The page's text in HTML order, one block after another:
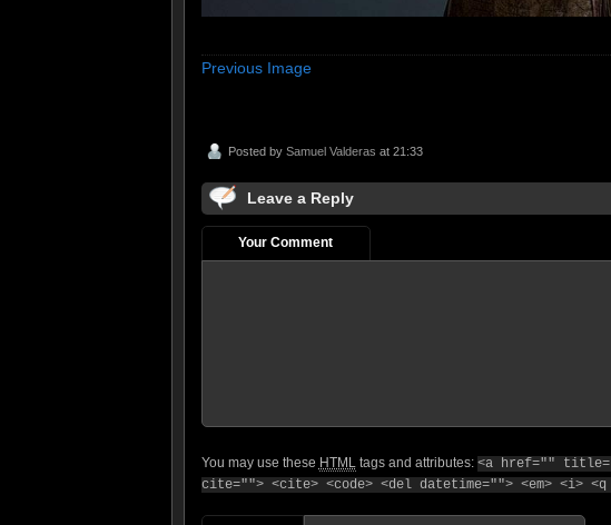
Previous Image
Posted by Samuel Valderas at 21:33
Leave a Reply
Your Comment
You may use these HTML tags and attributes: <a href=""
cite=""> <cite> <code> <del datetime=""> <em> <i>